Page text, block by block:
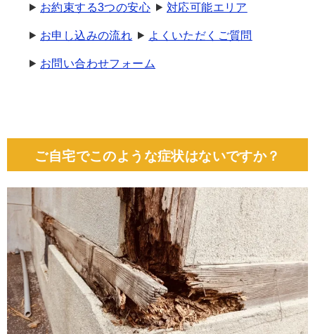
お約束する3つの安心 対応可能エリア
お申し込みの流れ よくいただくご質問
お問い合わせフォーム
ご自宅でこのような症状はないですか？